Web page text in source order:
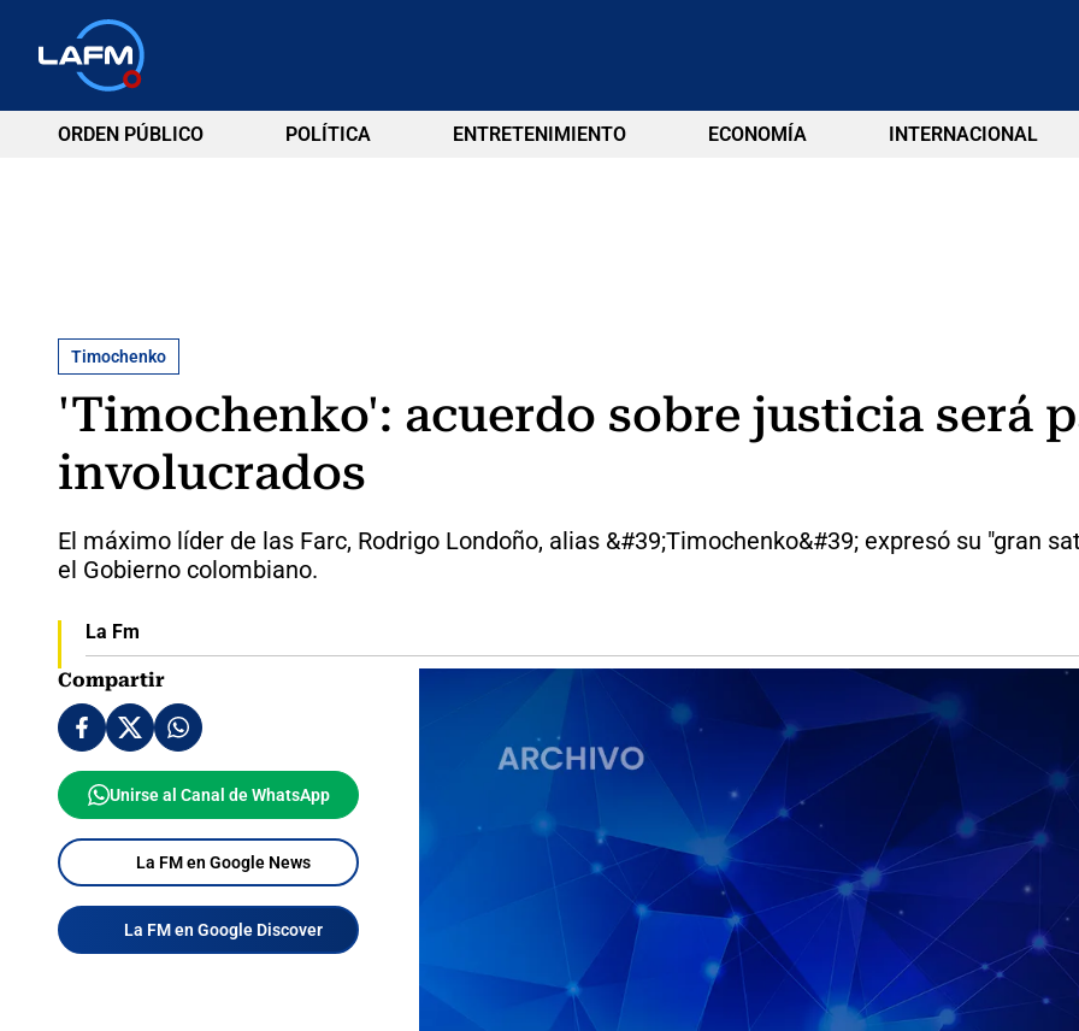
ORDEN PÚBLICO POLÍTICA ENTRETENIMIENTO ECONOMÍA INTERNACIONAL
Timochenko
'Timochenko': acuerdo sobre justicia será
involucrados
El máximo líder de las Farc, Rodrigo Londoño, alias &#39;Timochenko&#39; expresó su "gran
el Gobierno colombiano.
La Fm
Compartir
Unirse al Canal de WhatsApp
La FM en Google News
La FM en Google Discover